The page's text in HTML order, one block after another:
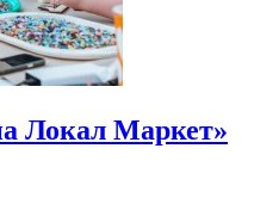
Локал Маркет»